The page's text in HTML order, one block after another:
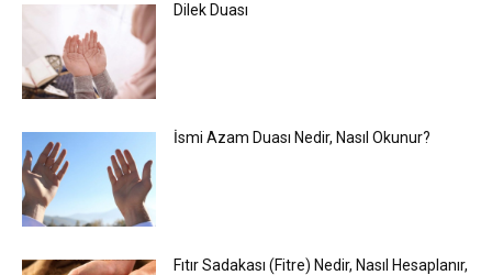
Dilek Duası
İsmi Azam Duası Nedir, Nasıl Okunur?
Fıtır Sadakası (Fitre) Nedir, Nasıl Hesaplanır,